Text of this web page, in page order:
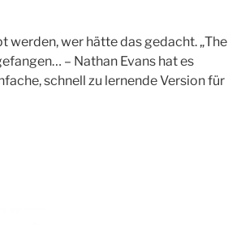
werden, wer hätte das gedacht. „The
– Nathan Evans hat es
schnell zu lernende Version für